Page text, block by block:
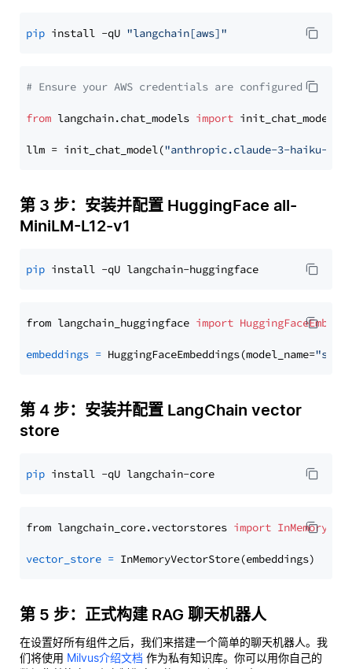
pip install -qU "langchain[aws]"
# Ensure your AWS credentials are configured
from langchain.chat_models import init_chat_model
llm = init_chat_model("anthropic.claude-3-haiku-
第 3 步：安装并配置 HuggingFace all-
MiniLM-L12-v1
pip
from langchain_huggingface import
embeddings = HuggingFaceEmbeddings(model_name=
第 4 步：安装并配置 LangChain vector
store
pip
from langchain_core.vectorstores import
vector_store =
第 5 步：正式构建 RAG 聊天机器人
在设置好所有组件之后，我们来搭建一个简单的聊天机器人。我
们将使用 Milvus介绍文档 作为私有知识库。你可以用你自己的